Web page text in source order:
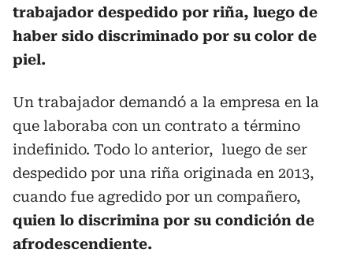
trabajador despedido por riña, luego de
haber sido discriminado por su color de
piel.
Un trabajador demandó a la empresa en la
que laboraba con un contrato a término
indefinido. Todo lo anterior, luego de ser
despedido por una riña originada en 2013,
cuando fue agredido por un compañero,
quien lo discrimina por su condición de
afrodescendiente.